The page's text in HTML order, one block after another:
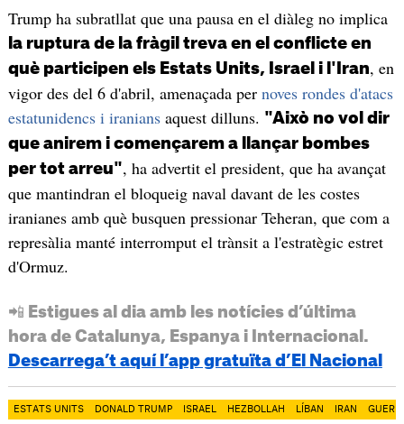
Trump ha subratllat que una pausa en el diàleg no implica
la ruptura de la fràgil treva en el conflicte en
què participen els Estats Units, Israel i l'Iran, en
vigor des del 6 d'abril, amenaçada per noves rondes d'atacs
estatunidencs i iraniansaquest dilluns. "Això no vol dir
que anirem i començarem a llançar bombes
per tot arreu", ha advertit el president, que ha avançat
que mantindran el bloqueig naval davant de les costes
iranianes amb què busquen pressionar Teheran, que com a
represàlia manté interromput el trànsit a l'estratègic estret
d'Ormuz.
📲 Estigues al dia amb les notícies d’última
hora de Catalunya, Espanya i Internacional.
Descarrega’t aquí l’app gratuïta d’El Nacional
ESTATS UNITS DONALD TRUMP ISRAEL HEZBOLLAH LÍBAN IRAN